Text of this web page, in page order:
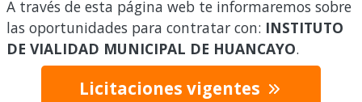
A través de esta página web te informaremos sobre
las oportunidades para contratar con: INSTITUTO
DE VIALIDAD MUNICIPAL DE HUANCAYO.
Licitaciones vigentes